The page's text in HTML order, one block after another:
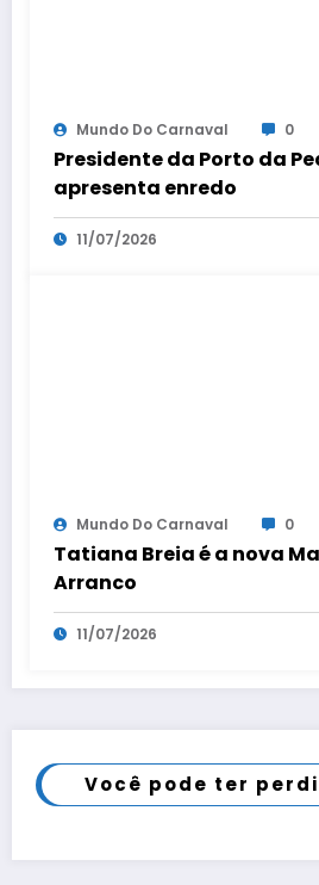
Mundo Do Carnaval 0
Presidente da Porto da
apresenta enredo
11/07/2026
Mundo Do Carnaval 0
Tatiana Breia é a nova
Arranco
11/07/2026
Você pode ter